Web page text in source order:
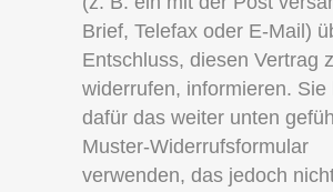
Brief, Telefax oder E-Mail)
Entschluss, diesen Vertrag
widerrufen, informieren. Sie
dafür das weiter unten
Muster-Widerrufsformular
verwenden, das jedoch